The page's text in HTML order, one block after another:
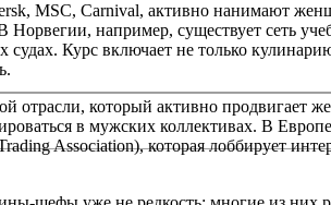
MSC, Carnival, активно нанимают
например, существует сеть
Курс включает не только
который активно продвигает
в мужских коллективах. В
Association), которая лоббирует